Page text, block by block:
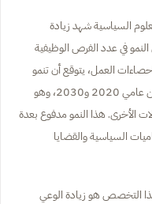
السياسية شهد زيادة
في عدد الفرص الوظيفية
العمل، يتوقع أن تنمو
فرص العمل في العلوم السياسية بمعدل 6% بين عامي 2020 و2030، وهو
الأخرى. هذا النمو مدفوع بعدة
السياسية والقضايا
التخصص هو زيادة الوعي